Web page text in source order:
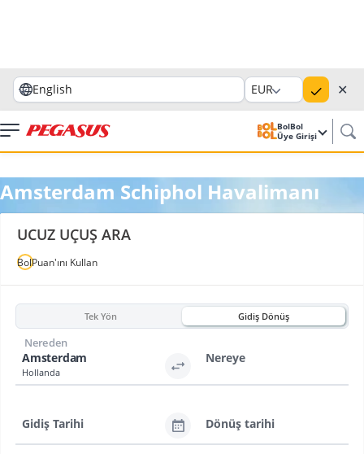
English EUR ✕
BolBol
Üye Girişi
Amsterdam Schiphol Havalimanı
UCUZ UÇUŞ ARA
BolPuan'ını Kullan
Tek Yön Gidiş Dönüş
Amsterdam
Hollanda
Nereden
Nereye
Gidiş Tarihi Dönüş tarihi